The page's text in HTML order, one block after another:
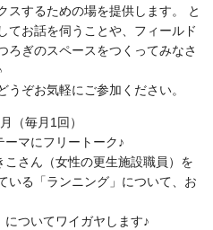
スするための場を提供します。 と
てお話を伺うことや、フィールド
ろぎのスペースをつくってみなさ
ぞお気軽にご参加ください。
2月（毎月1回）
ーマにフリートーク♪
さん（女性の更生施設職員）を
いる「ランニング」について、お
についてワイガヤします♪